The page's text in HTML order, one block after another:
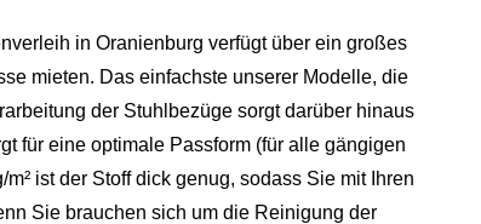
in Oranienburg verfügt über ein großes
mieten. Das einfachste unserer Modelle, die
der Stuhlbezüge sorgt darüber hinaus
für eine optimale Passform (für alle gängigen
ist der Stoff dick genug, sodass Sie mit Ihren
Sie brauchen sich um die Reinigung der